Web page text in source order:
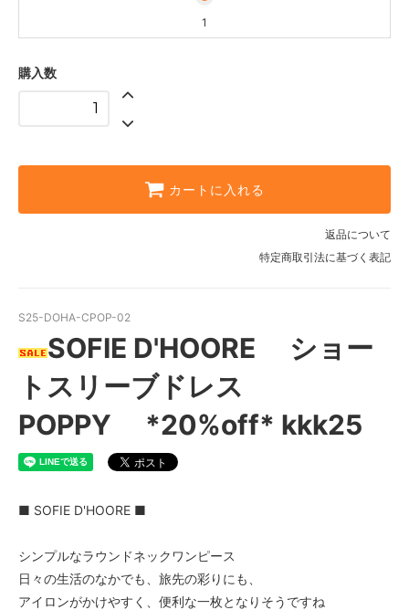
1
購入数
カートに入れる
返品について
特定商取引法に基づく表記
S25-DOHA-CPOP-02
SOFIE D'HOORE ショー
トスリーブドレス
POPPY *20%off* kkk25
■ SOFIE D'HOORE ■
シンプルなラウンドネックワンピース
日々の生活のなかでも、旅先の彩りにも、
アイロンがかけやすく、便利な一枚となりそうですね